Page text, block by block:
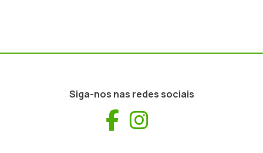
Siga-nos nas redes sociais
Facebook